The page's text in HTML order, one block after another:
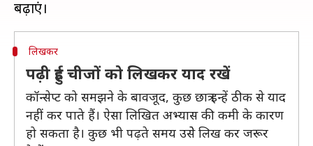
लिखकर
पढ़ी हुई चीजों को लिखकर याद रखें
कॉन्सेप्ट को समझने के बावजूद, कुछ छात्र इन्हें ठीक से याद
नहीं कर पाते हैं। ऐसा लिखित अभ्यास की कमी के कारण
हो सकता है। कुछ भी पढ़ते समय उसेे लिख कर जरूर